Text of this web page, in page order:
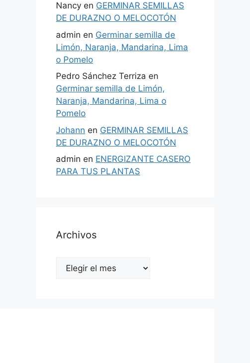
Nancy en GERMINAR SEMILLAS
DE DURAZNO O MELOCOTÓN
admin en Germinar semilla de
Limón, Naranja, Mandarina, Lima
o Pomelo
Pedro Sánchez Terriza en
Germinar semilla de Limón,
Naranja, Mandarina, Lima o
Pomelo
Johann en GERMINAR SEMILLAS
DE DURAZNO O MELOCOTÓN
admin en ENERGIZANTE CASERO
PARA TUS PLANTAS
Archivos
Archivos